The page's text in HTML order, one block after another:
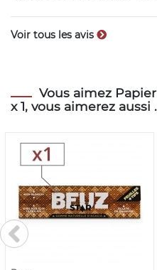
Voir tous les avis
Vous aimez
x 1, vous aimerez aussi